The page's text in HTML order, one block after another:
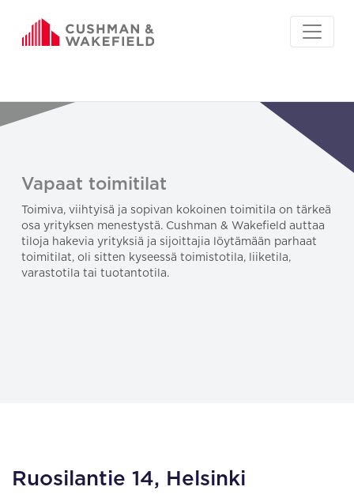
Vapaat toimitilat
Toimiva, viihtyisä ja sopivan kokoinen toimitila on tärkeä
osa yrityksen menestystä. Cushman & Wakefield auttaa
tiloja hakevia yrityksiä ja sijoittajia löytämään parhaat
toimitilat, oli sitten kyseessä toimistotila, liiketila,
varastotila tai tuotantotila.
Ruosilantie 14, Helsinki